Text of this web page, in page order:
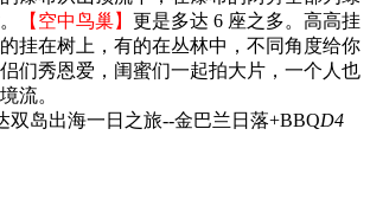
【空中鸟巢】 更是多达 6 座之多。高高挂
挂在树上，有的在丛林中，不同角度给你
们秀恩爱，闺蜜们一起拍大片，一个人也
流。
双岛出海一日之旅--金巴兰日落+BBQD4